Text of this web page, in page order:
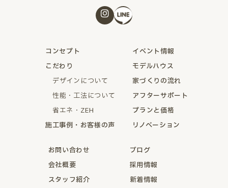
コンセプト
こだわり
デザインについて
性能・工法について
省エネ・ZEH
施工事例・お客様の声
イベント情報
モデルハウス
家づくりの流れ
アフターサポート
プランと価格
リノベーション
お問い合わせ
会社概要
スタッフ紹介
ブログ
採用情報
新着情報